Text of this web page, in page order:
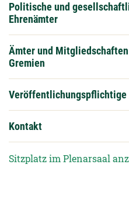
Politische und
Ehrenämter
Ämter und
Gremien
Veröffentlichungspflichtige
Kontakt
Sitzplatz im Plenarsaal